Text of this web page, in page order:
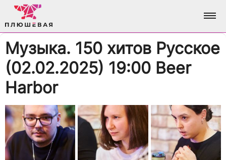
ФОТО
АЛЬБОМЫ
ВСЕ ФОТО
О НАС
АНАЛИТИКА
ДОСТИЖЕНИЯ
ВХОД / РЕГИСТРАЦИЯ
Музыка. 150 хитов Русское
(02.02.2025) 19:00 Beer
Harbor